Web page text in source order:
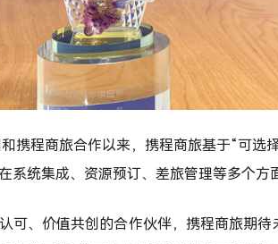
携程商旅合作以来，携程商旅基于“可选
系统集成、资源预订、差旅管理等多个方
可、价值共创的合作伙伴，携程商旅期